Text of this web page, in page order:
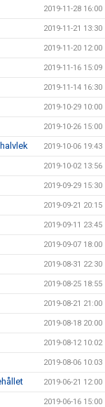
2019-11-28 16:00
2019-11-21 13:30
2019-11-20 12:00
2019-11-16 15:09
2019-11-14 16:30
2019-10-29 10:00
2019-10-26 15:00
2019-10-06 19:43
2019-10-02 13:56
2019-09-29 15:30
2019-09-21 20:15
2019-09-11 23:45
2019-09-07 18:00
2019-08-31 22:30
2019-08-25 18:55
2019-08-21 21:00
2019-08-18 20:00
2019-08-12 10:02
2019-08-06 10:03
2019-06-21 12:00
2019-06-16 15:00